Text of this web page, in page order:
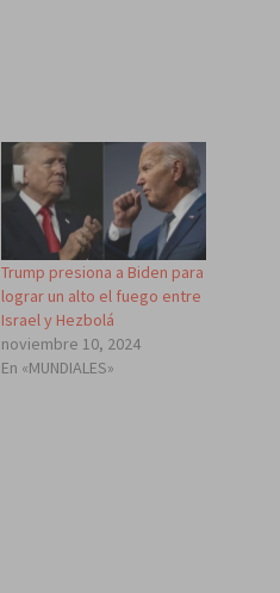
Trump presiona a Biden para
lograr un alto el fuego entre
Israel y Hezbolá
noviembre 10, 2024
En «MUNDIALES»